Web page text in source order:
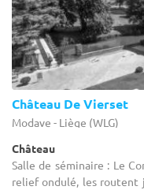
Château De Vierset
Modave - Liège (WLG)
Château
Salle de séminaire : Le
relief ondulé, les routent